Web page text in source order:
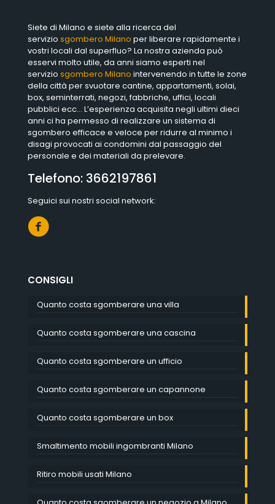
Siete di Milano e siete alla ricerca del
servizio sgombero Milano per liberare rapidamente i
vostri locali dal superfluo? La nostra azienda può
esservi molto utile, da anni siamo esperti nel
servizio sgombero Milano intervenendo in tutte le zone
della città per svuotare cantine, appartamenti, solai,
box, seminterrati, negozi, fabbriche, uffici, locali
pubblici ecc… L’esperienza acquisita negli ultimi dieci
anni ci ha permesso di realizzare un sistema di
sgombero efficace e veloce per ridurre al minimo i
disagi provocati ai condomini dal passaggio del
personale e dei materiali da prelevare.
Telefono: 3662197861
Seguici sui nostri social network:
CONSIGLI
Quanto costa sgomberare una villa
Quanto costa sgomberare una cascina
Quanto costa sgomberare un ufficio
Quanto costa sgomberare un capannone
Quanto costa sgomberare un box
Smaltimento mobili ingombranti Milano
Ritiro mobili usati Milano